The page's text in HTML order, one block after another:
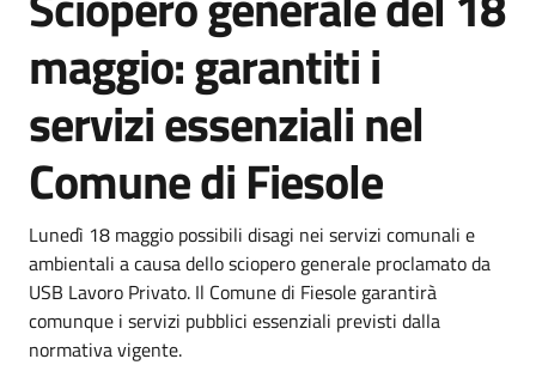
maggio: garantiti i
servizi essenziali nel
Comune di Fiesole
Dettagli
Descrizione breve
Lunedì 18 maggio possibili disagi nei servizi comunali e
ambientali a causa dello sciopero generale proclamato da
USB Lavoro Privato. Il Comune di Fiesole garantirà
comunque i servizi pubblici essenziali previsti dalla
normativa vigente.